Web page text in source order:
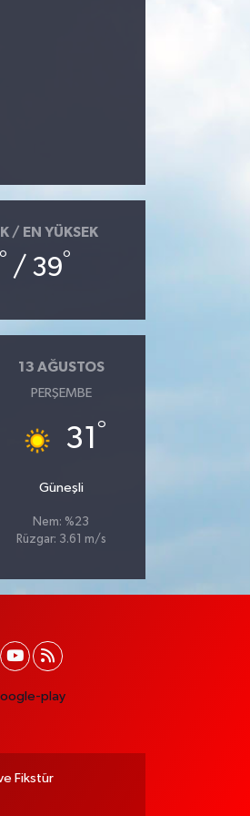
/ EN YÜKSEK
° / 39°
13 AĞUSTOS
PERŞEMBE
31 °
Güneşli
Nem: %23
Rüzgar: 3.61 m/s
Fikstür